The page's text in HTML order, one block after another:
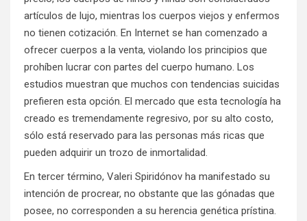
artículos de lujo, mientras los cuerpos viejos y enfermos
no tienen cotización. En Internet se han comenzado a
ofrecer cuerpos a la venta, violando los principios que
prohíben lucrar con partes del cuerpo humano. Los
estudios muestran que muchos con tendencias suicidas
prefieren esta opción. El mercado que esta tecnología ha
creado es tremendamente regresivo, por su alto costo,
sólo está reservado para las personas más ricas que
pueden adquirir un trozo de inmortalidad.
En tercer término, Valeri Spiridónov ha manifestado su
intención de procrear, no obstante que las gónadas que
posee, no corresponden a su herencia genética prístina.